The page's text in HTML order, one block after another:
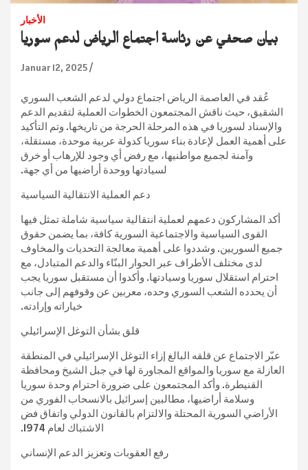
الأخبار
بيان صحفي عن رئاسة اجتماع الرياض لدعم سوريا
Januar 12, 2025
عُقد في العاصمة الرياض اجتماع دولي لدعم الشعب السوري
الشقيق، حيث ناقش المجتمعون الخطوات العملية لتقديم الدعم
والإسناد لسوريا في هذه المرحلة الحرجة من تاريخها. وتم التأكيد
على أهمية العمل لإعادة بناء سوريا كدولة عربية موحدة، مستقلة،
وآمنة لجميع مواطنيها، مع رفض أي وجود للإرهاب أو خرق
لسيادتها ووحدة أراضيها من أي جهة.
دعم العملية الانتقالية السياسية
أكد المشاركون دعمهم لعملية انتقالية سياسية شاملة تمثل فيها
القوى السياسية والاجتماعية السورية كافة، بما يضمن حقوق
جميع السوريين. وشددوا على أهمية معالجة التحديات والمخاوف
لدى مختلف الأطراف عبر الحوار البنّاء والدعم المتبادل، مع
احترام استقلال سوريا وسيادتها. وأكدوا أن مستقبل سوريا يجب
أن يحدده الشعب السوري وحده، معربين عن وقوفهم إلى جانب
خياراته وإرادته.
قلق بشأن التوغل الإسرائيلي
عبّر الاجتماع عن قلقه البالغ إزاء التوغل الإسرائيلي في المنطقة
العازلة مع سوريا والمواقع المجاورة لها في جبل الشيخ ومحافظة
القنيطرة. وأكد المجتمعون على ضرورة احترام وحدة سوريا
وسلامة أراضيها، مطالبين إسرائيل بالانسحاب الفوري من
الأراضي السورية المحتلة والالتزام بالقانون الدولي واتفاق فض
الاشتباك لعام 1974.
رفع العقوبات وتعزيز الدعم الإنساني